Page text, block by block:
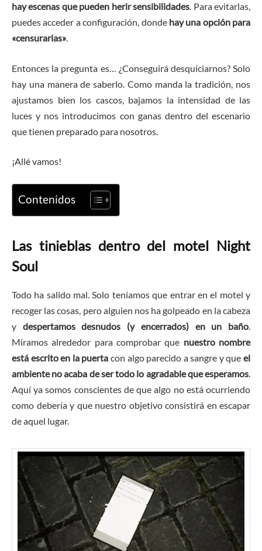
hay escenas que pueden herir sensibilidades. Para evitarlas,
puedes acceder a configuración, donde hay una opción para
«censurarlas».
Entonces la pregunta es… ¿Conseguirá desquiciarnos? Solo
hay una manera de saberlo. Como manda la tradición, nos
ajustamos bien los cascos, bajamos la intensidad de las
luces y nos introducimos con ganas dentro del escenario
que tienen preparado para nosotros.
¡Allé vamos!
Contenidos
Las tinieblas dentro del motel Night
Soul
Todo ha salido mal. Solo teníamos que entrar en el motel y
recoger las cosas, pero alguien nos ha golpeado en la cabeza
y despertamos desnudos (y encerrados) en un baño.
Miramos alrededor para comprobar que nuestro nombre
está escrito en la puerta con algo parecido a sangre y queel
ambiente no acaba de ser todo lo agradable que esperamos.
Aquí ya somos conscientes de que algo no está ocurriendo
como debería y que nuestro objetivo consistirá en escapar
de aquel lugar.